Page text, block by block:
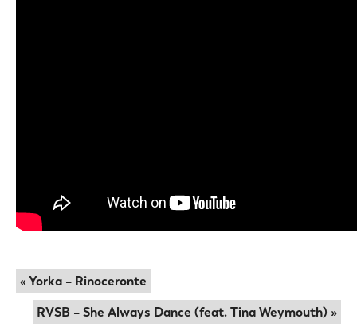
« Yorka – Rinoceronte
RVSB – She Always Dance (feat. Tina Weymouth) »